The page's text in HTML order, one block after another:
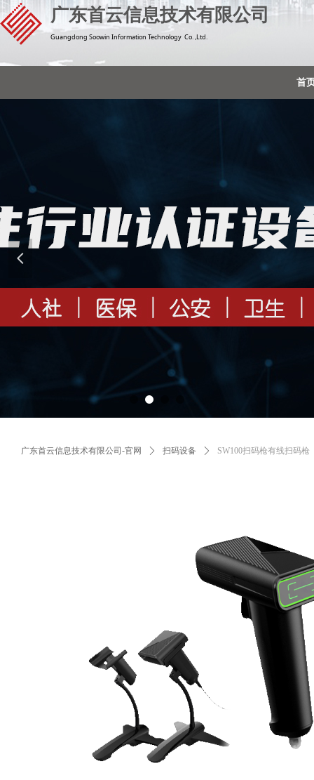
广东首云信息技术有限公司
Guangdong Soowin Information Technology Co. ,Ltd.
넳
首
广东首云信息技术有限公司-官网 ꄲ 扫码设备 ꄲ SW100扫码枪有线扫码枪